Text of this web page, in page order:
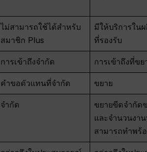
ไม่สามารถใช้ได้สำหรับ
สมาชิก Plus
มีให้บริการใน
ที่รองรับ
การเข้าถึงจำกัด การเข้าถึงที่ข
คำขอตัวแทนที่จำกัด ขยาย
จำกัด
ขยายขีดจำกัด
และจำนวนงา
สามารถทำพร้